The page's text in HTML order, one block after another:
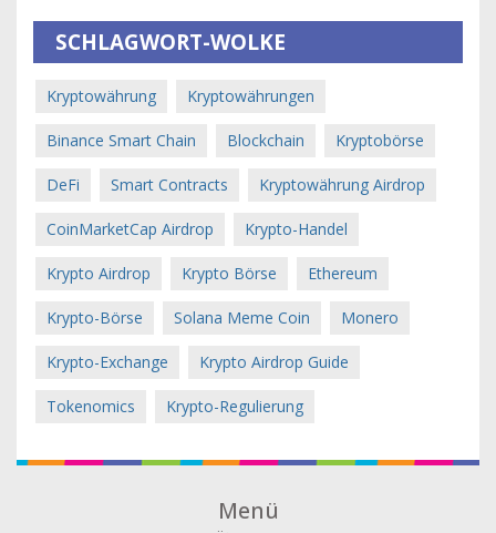
SCHLAGWORT-WOLKE
Kryptowährung Kryptowährungen
Binance Smart Chain Blockchain Kryptobörse
DeFi Smart Contracts Kryptowährung Airdrop
CoinMarketCap Airdrop Krypto-Handel
Krypto Airdrop Krypto Börse Ethereum
Krypto-Börse Solana Meme Coin Monero
Krypto-Exchange Krypto Airdrop Guide
Tokenomics Krypto-Regulierung
Menü